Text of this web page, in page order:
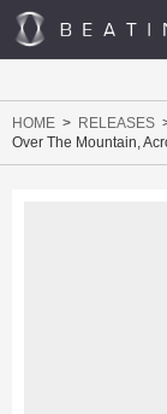
HOME RELEASES
Over The Mountain,